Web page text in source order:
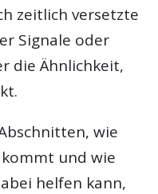
zeitlich versetzte
Signale oder
die Ähnlichkeit,
wie
und wie
helfen kann,